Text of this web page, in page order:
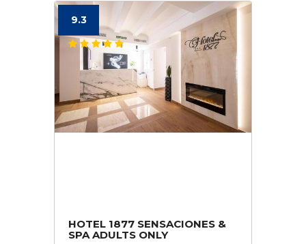
9.3
HOTEL 1877 SENSACIONES &
SPA ADULTS ONLY